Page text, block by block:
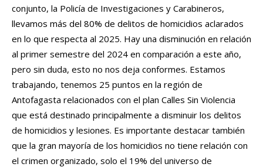
conjunto, la Policía de Investigaciones y Carabineros,
llevamos más del 80% de delitos de homicidios aclarados
en lo que respecta al 2025. Hay una disminución en relación
al primer semestre del 2024 en comparación a este año,
pero sin duda, esto no nos deja conformes. Estamos
trabajando, tenemos 25 puntos en la región de
Antofagasta relacionados con el plan Calles Sin Violencia
que está destinado principalmente a disminuir los delitos
de homicidios y lesiones. Es importante destacar también
que la gran mayoría de los homicidios no tiene relación con
el crimen organizado, solo el 19% del universo de